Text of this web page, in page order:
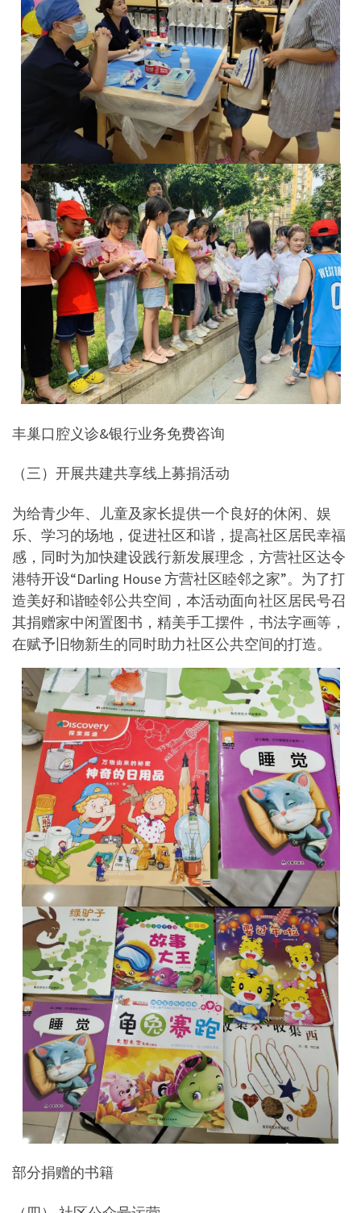
丰巢口腔义诊&银行业务免费咨询
（三）开展共建共享线上募捐活动
为给青少年、儿童及家长提供一个良好的休闲、娱
乐、学习的场地，促进社区和谐，提高社区居民幸福
感，同时为加快建设践行新发展理念，方营社区达令
港特开设“Darling House 方营社区睦邻之家”。为了打
造美好和谐睦邻公共空间，本活动面向社区居民号召
其捐赠家中闲置图书，精美手工摆件，书法字画等，
在赋予旧物新生的同时助力社区公共空间的打造。
部分捐赠的书籍